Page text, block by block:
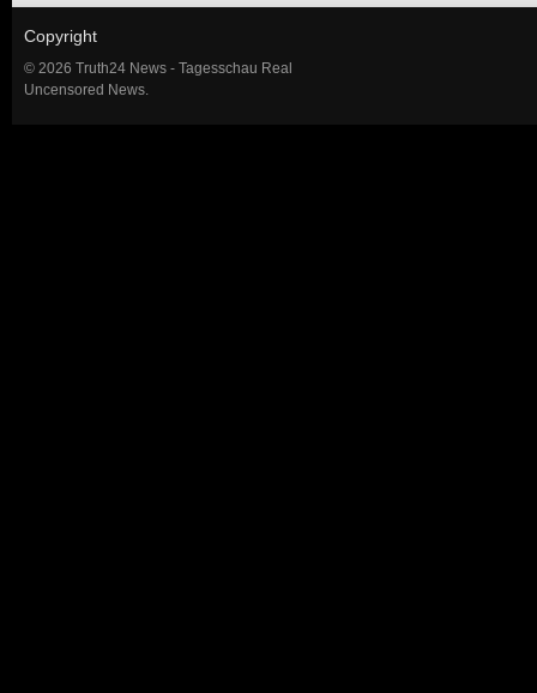
Copyright
© 2026 Truth24 News - Tagesschau Real
Uncensored News.